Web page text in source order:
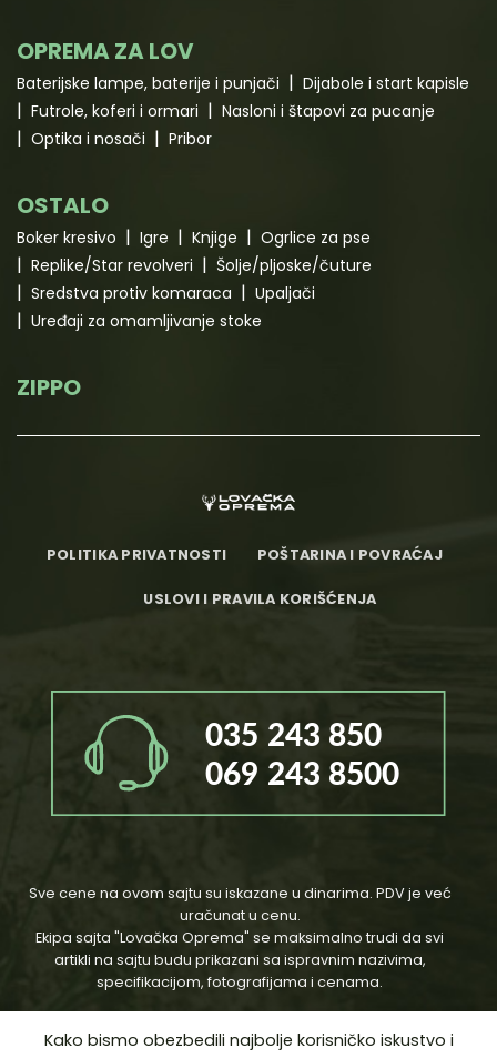
OPREMA ZA LOV
Baterijske lampe, baterije i punjači
Dijabole i start kapisle
Futrole, koferi i ormari
Nasloni i štapovi za pucanje
Optika i nosači
Pribor
OSTALO
Boker kresivo Igre Knjige
Ogrlice za pse
Replike/Star revolveri
Šolje/pljoske/čuture
Sredstva protiv komaraca
Upaljači
Uređaji za omamljivanje stoke
ZIPPO
POLITIKA PRIVATNOSTI POŠTARINA I POVRAĆAJ
USLOVI I PRAVILA KORIŠĆENJA
Sve cene na ovom sajtu su iskazane u dinarima. PDV je već
uračunat u cenu.
Ekipa sajta "Lovačka Oprema" se maksimalno trudi da svi
artikli na sajtu budu prikazani sa ispravnim nazivima,
specifikacijom, fotografijama i cenama.
Kako bismo obezbedili najbolje korisničko iskustvo i